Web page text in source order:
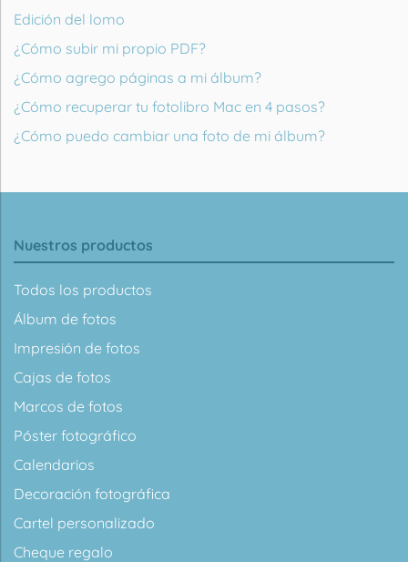
Edición del lomo
¿Cómo subir mi propio PDF?
¿Cómo agrego páginas a mi álbum?
¿Cómo recuperar tu fotolibro Mac en 4 pasos?
¿Cómo puedo cambiar una foto de mi álbum?
Nuestros productos
Todos los productos
Álbum de fotos
Impresión de fotos
Cajas de fotos
Marcos de fotos
Póster fotográfico
Calendarios
Decoración fotográfica
Cartel personalizado
Cheque regalo